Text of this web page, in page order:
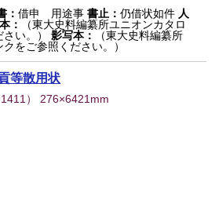
：借申 用途事書止：仍借状如件 人
：
（東大史料編纂所ユニオンカタロ
い。）
影写本：
（東大史料編纂所
をご参照ください。）
等散用状
1411 ） 276×6421mm